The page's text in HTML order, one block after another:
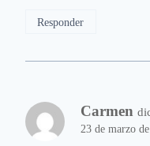
Responder
Carmen
23 de marzo